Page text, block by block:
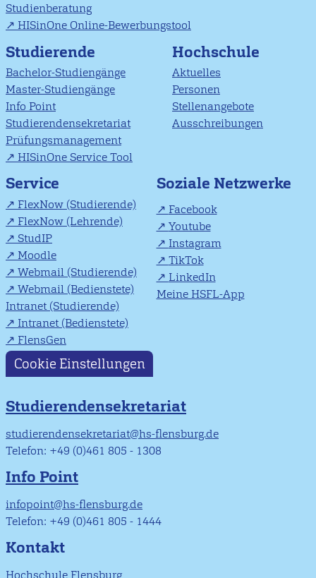
Studienberatung
HISinOne Online-Bewerbungstool
Studierende
Bachelor-Studiengänge
Master-Studiengänge
Info Point
Studierendensekretariat
Prüfungsmanagement
HISinOne Service Tool
Hochschule
Aktuelles
Personen
Stellenangebote
Ausschreibungen
Service
FlexNow (Studierende)
FlexNow (Lehrende)
StudIP
Moodle
Webmail (Studierende)
Webmail (Bedienstete)
Intranet (Studierende)
Intranet (Bedienstete)
FlensGen
Soziale Netzwerke
Facebook
Youtube
Instagram
TikTok
LinkedIn
Meine HSFL-App
Cookie Einstellungen
Studierendensekretariat
studierendensekretariat@hs-flensburg.de
Telefon: +49 (0)461 805 - 1308
Info Point
infopoint@hs-flensburg.de
Telefon: +49 (0)461 805 - 1444
Kontakt
Hochschule Flensburg